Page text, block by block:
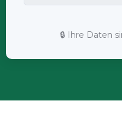
🔒 Ihre Daten